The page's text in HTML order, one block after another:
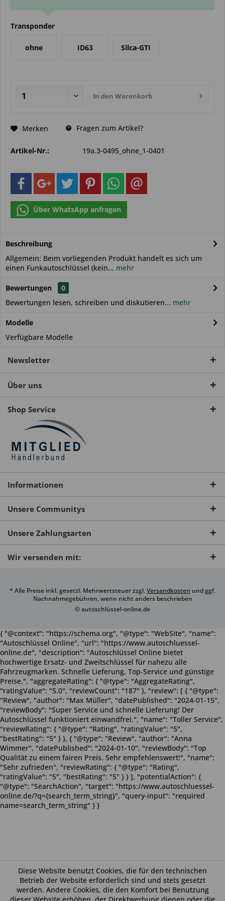
Transponder
ohne ID63 Silca-GTI
In den Warenkorb
Merken Fragen zum Artikel?
Artikel-Nr.: 19a.3-0495_ohne_1-0401
Über WhatsApp anfragen
Beschreibung
Allgemein: Beim vorliegenden Produkt handelt es sich um
einen Funkautoschlüssel (kein... mehr
Bewertungen
0
Bewertungen lesen, schreiben und diskutieren... mehr
Modelle
Verfügbare Modelle
Newsletter
Über uns
Shop Service
Informationen
Unsere Communitys
Unsere Zahlungsarten
Wir versenden mit:
* Alle Preise inkl. gesetzl. Mehrwertsteuer zzgl.Versandkosten und ggf.
Nachnahmegebühren, wenn nicht anders beschrieben
© autoschlüssel-online.de
Diese Website benutzt Cookies, die für den technischen
Betrieb der Website erforderlich sind und stets gesetzt
werden. Andere Cookies, die den Komfort bei Benutzung
{ "@context": "https://schema.org", "@type": "WebSite", "name":
"Autoschlüssel Online", "url": "https://www.autoschluessel-
online.de", "description": "Autoschlüssel Online bietet
hochwertige Ersatz- und Zweitschlüssel für nahezu alle
Fahrzeugmarken. Schnelle Lieferung, Top-Service und günstige
Preise.", "aggregateRating": { "@type": "AggregateRating",
"ratingValue": "5.0", "reviewCount": "187" }, "review": [ { "@type":
"Review", "author": "Max Müller", "datePublished": "2024-01-15",
"reviewBody": "Super Service und schnelle Lieferung! Der
Autoschlüssel funktioniert einwandfrei.", "name": "Toller Service",
"reviewRating": { "@type": "Rating", "ratingValue": "5",
"bestRating": "5" } }, { "@type": "Review", "author": "Anna
Wimmer", "datePublished": "2024-01-10", "reviewBody": "Top
Qualität zu einem fairen Preis. Sehr empfehlenswert!", "name":
"Sehr zufrieden", "reviewRating": { "@type": "Rating",
"ratingValue": "5", "bestRating": "5" } } ], "potentialAction": {
"@type": "SearchAction", "target": "https://www.autoschluessel-
online.de/?q={search_term_string}", "query-input": "required
name=search_term_string" } }